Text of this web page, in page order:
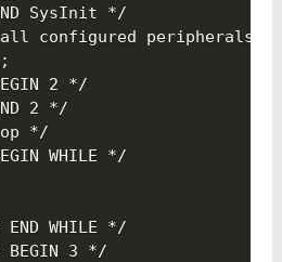
SysInit */
configured peripherals */
2 */
2 */
*/
WHILE */
END WHILE */
BEGIN 3 */